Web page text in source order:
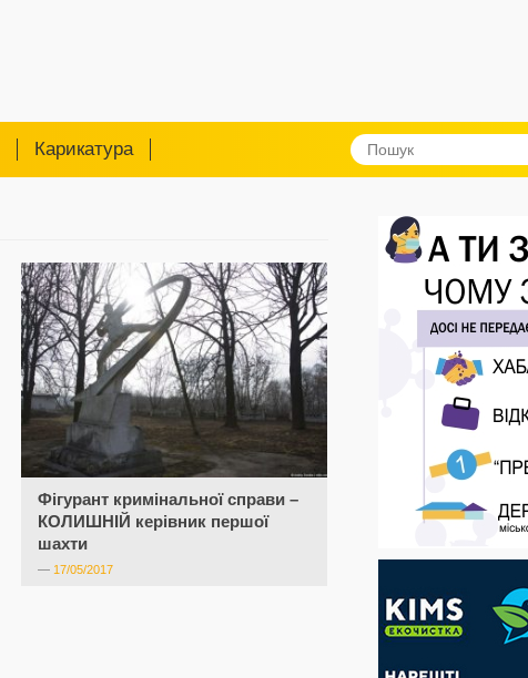
Карикатура
Фігурант кримінальної справи –
КОЛИШНІЙ керівник першої
шахти
— 17/05/2017